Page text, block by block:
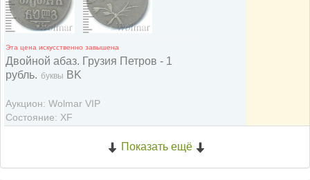
Эта цена искусственно завышена
Двойной абаз. Грузия Петров - 1
рубль. буквы BK
Аукцион: Wolmar VIP
Состояние: XF
Показать ещё